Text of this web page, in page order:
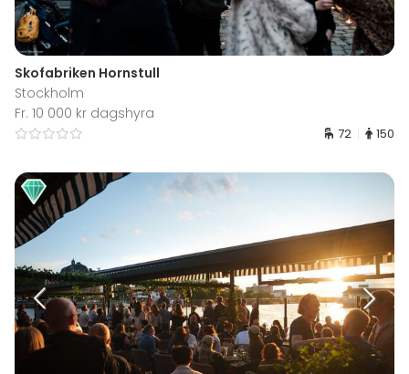
Skofabriken Hornstull
Stockholm
Fr. 10 000 kr dagshyra
72 150